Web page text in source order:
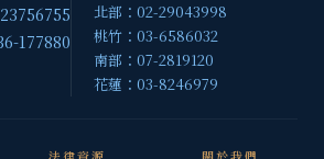
177880
北部：02-29043998
桃竹：03-6586032
南部：07-2819120
花蓮：03-8246979